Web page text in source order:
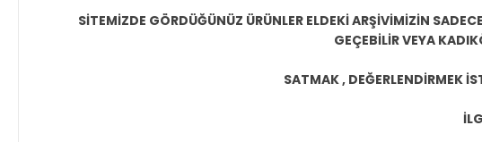
SİTEMİZDE GÖRDÜĞÜNÜZ ÜRÜNLER ELDEKİ ARŞİVİMİZİN
GEÇEBİLİR VEYA
SATMAK , DEĞERLENDİRMEK